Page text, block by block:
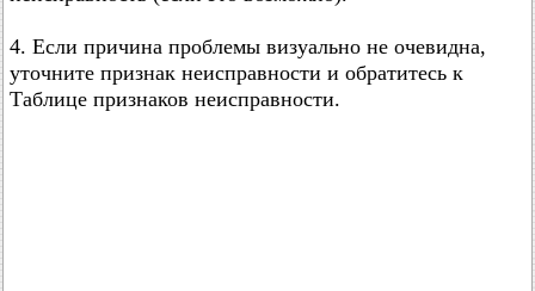
4. Если причина проблемы визуально не очевидна,
уточните признак неисправности и обратитесь к
Таблице признаков неисправности.